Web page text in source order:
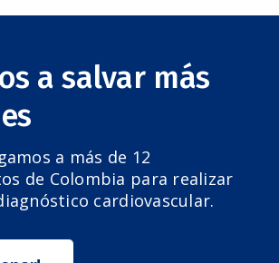
a salvar más
a más de 12
de Colombia para realizar
cardiovascular.